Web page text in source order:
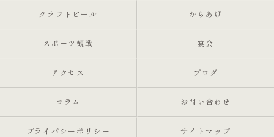
クラフトビール からあげ
スポーツ観戦 宴会
アクセス ブログ
コラム お問い合わせ
プライバシーポリシー サイトマップ